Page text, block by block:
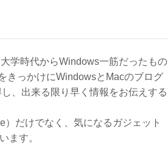
学時代からWindows一筋だったもの
きっかけにWindowsとMacのブログ
、出来る限り早く情報をお伝えする
だけでなく、気になるガジェット
ます。